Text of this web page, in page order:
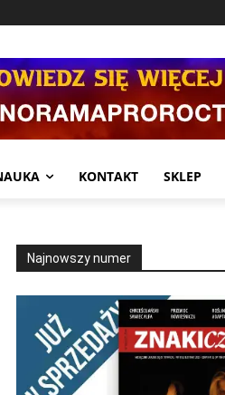
KONTAKT SKLEP
Najnowszy numer